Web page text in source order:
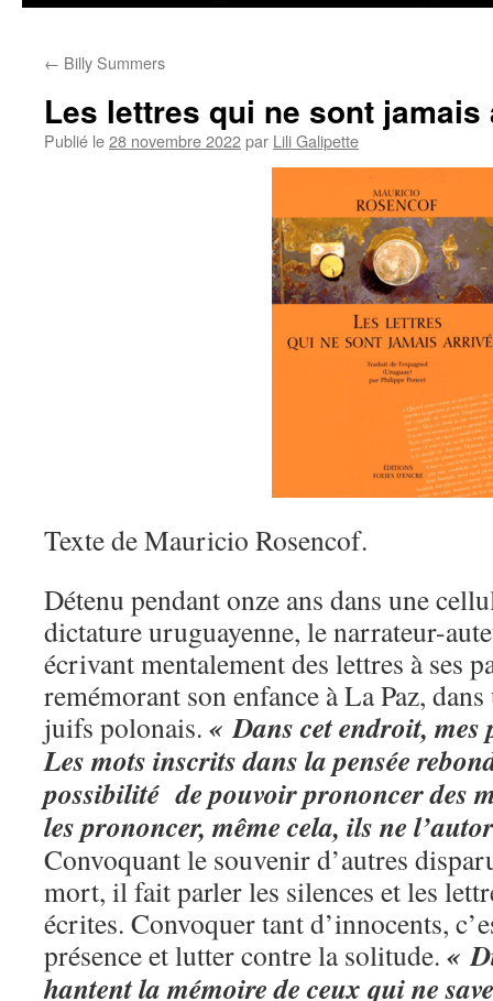
contenu
← Billy Summers
Les lettres qui ne sont jamais
Publié le28 novembre 2022par Lili Galipette
Texte de Mauricio Rosencof.
Détenu pendant onze ans dans une
dictature uruguayenne, le narrateur-
écrivant mentalement des lettres à ses
remémorant son enfance à La Paz,
juifs polonais. « Dans cet endroit, mes
Les mots inscrits dans la pensée
possibilité de pouvoir prononcer des
les prononcer, même cela, ils ne
Convoquant le souvenir d’autres
mort, il fait parler les silences et les
écrites. Convoquer tant d’innocents,
présence et lutter contre la solitude. «
hantent la mémoire de ceux qui ne